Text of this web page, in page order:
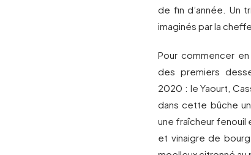
de fin d’année. Un
imaginés par la
Pour commencer
des premiers
2020 : le Yaourt,
dans cette bûche
une fraîcheur
et vinaigre de